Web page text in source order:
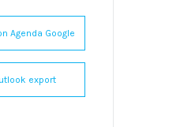
Agenda Google
export